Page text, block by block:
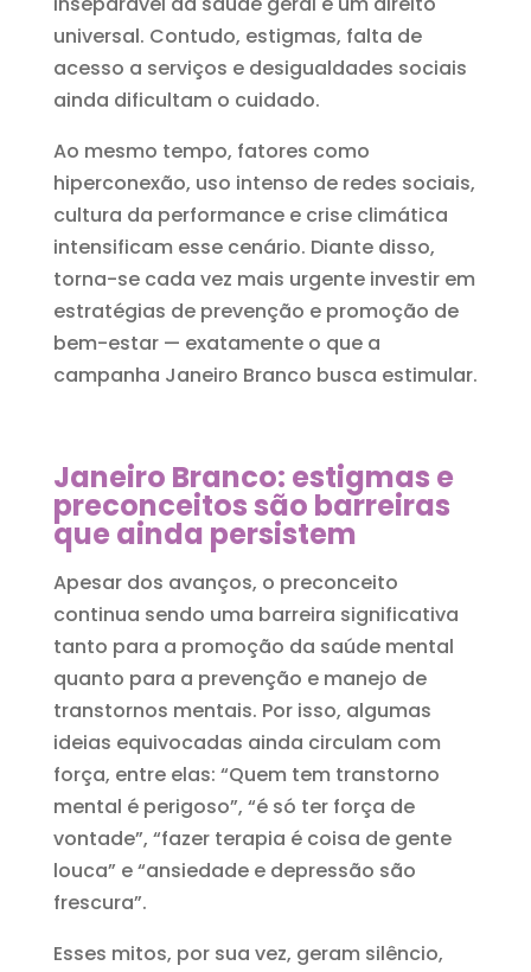
universal. Contudo, estigmas, falta de
acesso a serviços e desigualdades sociais
ainda dificultam o cuidado.
Ao mesmo tempo, fatores como
hiperconexão, uso intenso de redes sociais,
cultura da performance e crise climática
intensificam esse cenário. Diante disso,
torna-se cada vez mais urgente investir em
estratégias de prevenção e promoção de
bem-estar — exatamente o que a
campanha Janeiro Branco busca estimular.
Janeiro Branco: estigmas e
preconceitos são barreiras
que ainda persistem
Apesar dos avanços, o preconceito
continua sendo uma barreira significativa
tanto para a promoção da saúde mental
quanto para a prevenção e manejo de
transtornos mentais. Por isso, algumas
ideias equivocadas ainda circulam com
força, entre elas: “Quem tem transtorno
mental é perigoso”, “é só ter força de
vontade”, “fazer terapia é coisa de gente
louca” e “ansiedade e depressão são
frescura”.
Esses mitos, por sua vez, geram silêncio,